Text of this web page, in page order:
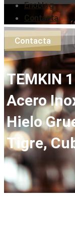
Enoblog
Contacta
Contacta
TEMKIN
Acero
Hielo
Tigre,